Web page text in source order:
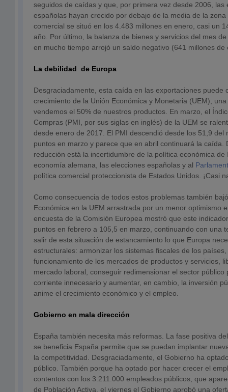
seguidos de caídas y que, por primera vez desde 2006, las
españolas hayan crecido por debajo de la media de la
comercial se situó en los 4.483 millones en enero, casi un
año. Por último, la balanza de bienes y servicios del mes
en mucho tiempo arrojó un saldo negativo (641 millones de
La debilidad de Europa
Desgraciadamente, esta caída en las exportaciones puede
crecimiento de la Unión Económica y Monetaria (UEM),
vendemos el 50% de nuestros productos. En marzo, el
Compras (PMI, por sus siglas en inglés) de la UEM se
desde enero de 2017. El PMI descendió desde los 51,9 del
puntos en marzo y parece que en abril continuará la caída.
reducción está la incertidumbre de la política económica de
economía alemana, las elecciones españolas y al
política comercial proteccionista de Estados Unidos. ¡Casi
Como consecuencia de todos estos problemas también
Económica en la UEM arrastrada por un menor optimismo
encuesta de la Comisión Europea mostró que este
puntos en febrero a 105,5 en marzo, continuando con una
salir de esta situación de estancamiento lo que Europa
estructurales: armonizar los sistemas fiscales de los
funcionamiento de los mercados de productos y servicios,
mercado laboral, conseguir redimensionar el sector público
corriente innecesario y aumentar, en cambio, la inversión
anime el crecimiento económico y el empleo.
Gobierno en mala dirección
España también necesita más reformas. La fase positiva
se beneficia España permite que se puedan implantar
la competitividad. Desgraciadamente, el Gobierno ha
público. También porque ha optado por hacer crecer el
contentos con los 3.211.000 empleados públicos, que
de Población Activa, el viernes el Gobierno aprobó una